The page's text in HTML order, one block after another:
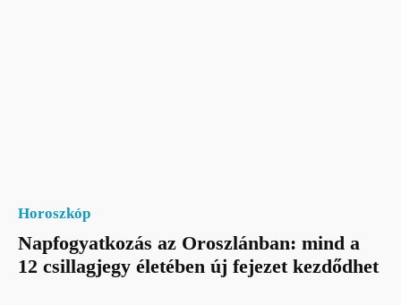
Horoszkóp
Napfogyatkozás az Oroszlánban: mind a
12 csillagjegy életében új fejezet kezdődhet